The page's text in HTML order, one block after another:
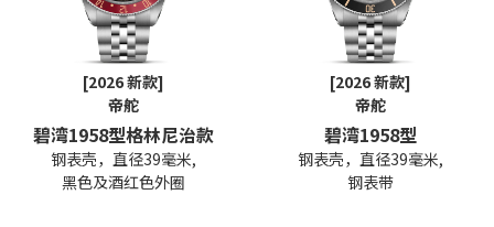
[2026 新款]
帝舵
碧湾1958型格林尼治款
钢表壳，直径39毫米,
黑色及酒红色外圈
[2026 新款]
帝舵
碧湾1958型
钢表壳，直径39毫米,
钢表带